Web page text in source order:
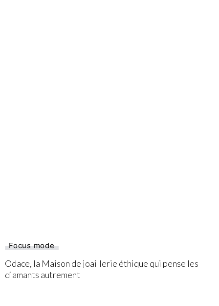
Focus mode
Odace, la Maison de joaillerie éthique qui pense les
diamants autrement